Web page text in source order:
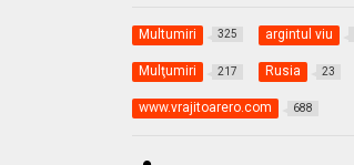
Multumiri 325 argintul viu
Mulţumiri 217 Rusia 23
www.vrajitoarero.com 688